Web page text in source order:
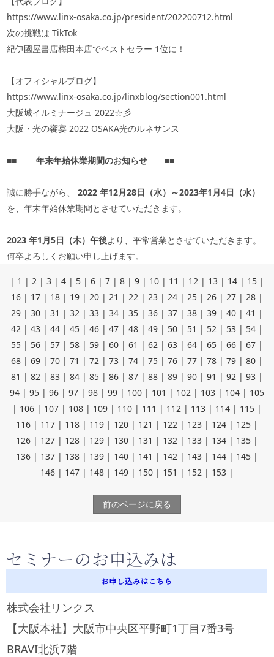
https://www.linx-osaka.co.jp/president/202200712.html
次の挑戦は TikTok
紀伊國屋書店梅田本店でベストセラー 1位に！
【オフィシャルブログ】
https://www.linx-osaka.co.jp/linxblog/section001.html
大阪城イルミナージュ 2022☆彡
大阪・光の饗宴 2022 OSAKA光のルネサンス
■■ 年末年始休業期間のお知らせ ■■
誠に勝手ながら、 2022 年12月28日（水）～2023年1 月4日（水）
を、年末年始休業期間とさせていただきます。
2023 年1 月5日（木）午後より、平常営業とさせていただきます。
何卒よろしくお願い申し上げます。
| 1 | 2 | 3 | 4 | 5 | 6 | 7 | 8 | 9 | 10 | 11 | 12 | 13 | 14 | 15 |
16 | 17 | 18 | 19 | 20 | 21 | 22 | 23 | 24 | 25 | 26 | 27 | 28 |
29 | 30 | 31 | 32 | 33 | 34 | 35 | 36 | 37 | 38 | 39 | 40 | 41 |
42 | 43 | 44 | 45 | 46 | 47 | 48 | 49 | 50 | 51 | 52 | 53 | 54 |
55 | 56 | 57 | 58 | 59 | 60 | 61 | 62 | 63 | 64 | 65 | 66 | 67 |
68 | 69 | 70 | 71 | 72 | 73 | 74 | 75 | 76 | 77 | 78 | 79 | 80 |
81 | 82 | 83 | 84 | 85 | 86 | 87 | 88 | 89 | 90 | 91 | 92 | 93 |
94 | 95 | 96 | 97 | 98 | 99 | 100 | 101 | 102 | 103 | 104 | 105
| 106 | 107 | 108 | 109 | 110 | 111 | 112 | 113 | 114 | 115 |
116 | 117 | 118 | 119 | 120 | 121 | 122 | 123 | 124 | 125 |
126 | 127 | 128 | 129 | 130 | 131 | 132 | 133 | 134 | 135 |
136 | 137 | 138 | 139 | 140 | 141 | 142 | 143 | 144 | 145 |
146 | 147 | 148 | 149 | 150 | 151 | 152 | 153 |
前のページに戻る
セミナーのお申込みは
お申し込みはこちら
株式会社リンクス
【大阪本社】大阪市中央区平野町1丁目7番3号
BRAVI北浜7階